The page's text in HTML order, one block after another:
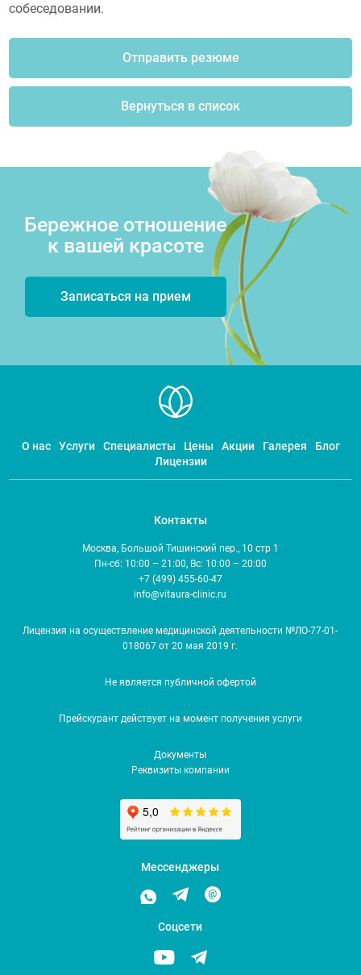
собеседовании.
Отправить резюме
Вернуться в список
Бережное отношение
к вашей красоте
Записаться на прием
О нас Услуги Специалисты Цены Акции Галерея
Блог
Лицензии
Контакты
Москва, Большой Тишинский пер., 10 стр 1
Пн-сб: 10:00 – 21:00, Вс: 10:00 – 20:00
+7 (499) 455-60-47
info@vitaura-clinic.ru
Лицензия на осуществление медицинской деятельности №ЛО-77-01-
018067 от 20 мая 2019 г.
Не является публичной офертой
Прейскурант действует на момент получения услуги
Документы
Реквизиты компании
Мессенджеры
Соцсети